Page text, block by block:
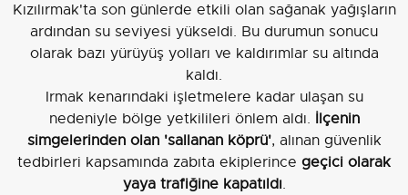
Kızılırmak'ta son günlerde etkili olan sağanak yağışların
ardından su seviyesi yükseldi. Bu durumun sonucu
olarak bazı yürüyüş yolları ve kaldırımlar su altında
kaldı.
Irmak kenarındaki işletmelere kadar ulaşan su
nedeniyle bölge yetkilileri önlem aldı. İlçenin
simgelerinden olan 'sallanan köprü', alınan güvenlik
tedbirleri kapsamında zabıta ekiplerince geçici olarak
yaya trafiğine kapatıldı.